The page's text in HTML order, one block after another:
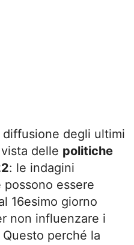
diffusione degli ultimi
delle politiche
: le indagini
essere
16esimo giorno
non influenzare i
perché la